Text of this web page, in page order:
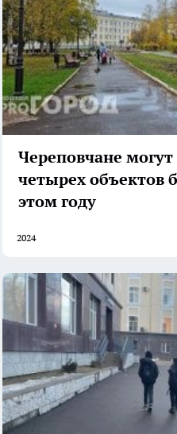
Череповчане
четырех объектов
этом году
2024